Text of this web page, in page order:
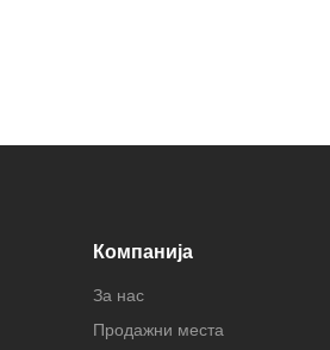
Компанија
За нас
Продажни места